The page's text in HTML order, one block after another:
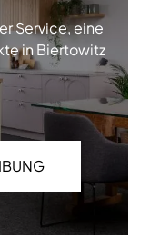
Service, eine
in Biertowitz